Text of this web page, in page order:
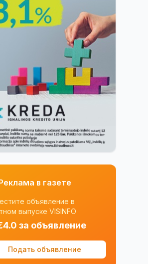
в газете
объявление в
выпуске VISINFO
за объявление
Подать объявление